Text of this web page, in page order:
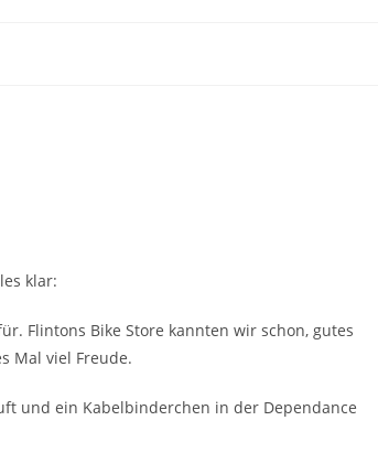
klar:
Flintons Bike Store kannten wir schon, gutes
Mal viel Freude.
und ein Kabelbinderchen in der Dependance